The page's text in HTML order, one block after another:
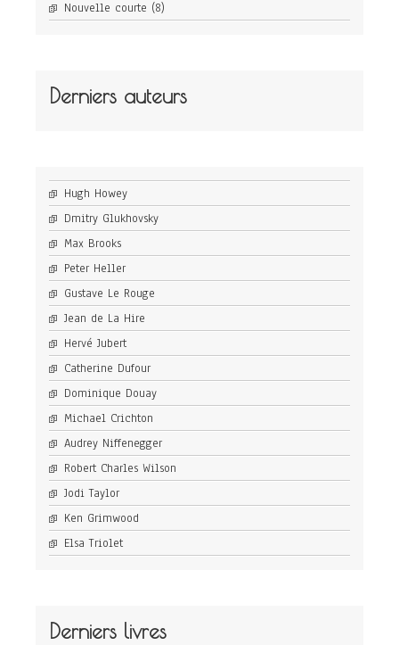
Nouvelle courte (8)
Derniers auteurs
Hugh Howey
Dmitry Glukhovsky
Max Brooks
Peter Heller
Gustave Le Rouge
Jean de La Hire
Hervé Jubert
Catherine Dufour
Dominique Douay
Michael Crichton
Audrey Niffenegger
Robert Charles Wilson
Jodi Taylor
Ken Grimwood
Elsa Triolet
Derniers livres